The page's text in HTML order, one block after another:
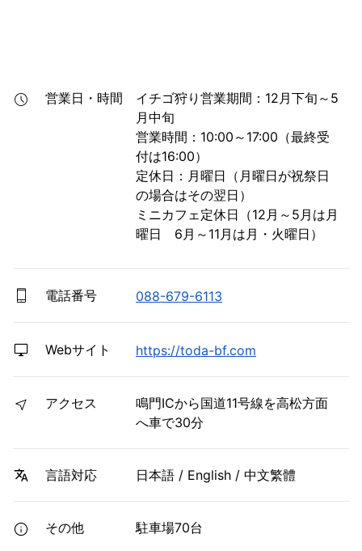
営業日・時間
イチゴ狩り営業期間：12月下旬～5
月中旬
営業時間：10:00～17:00（最終受
付は16:00）
定休日：月曜日（月曜日が祝祭日
の場合はその翌日）
ミニカフェ定休日（12月～5月は月
曜日　6月～11月は月・火曜日）
電話番号 088-679-6113
Webサイト https://toda-bf.com
アクセス
鳴門ICから国道11号線を高松方面
へ車で30分
言語対応 日本語 / English / 中文繁體
その他 駐車場70台